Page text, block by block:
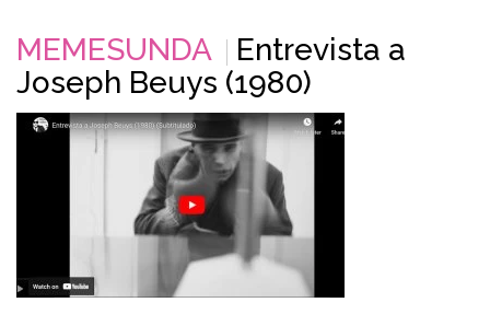
MEMESUNDA
Entrevista a
Joseph Beuys (1980)